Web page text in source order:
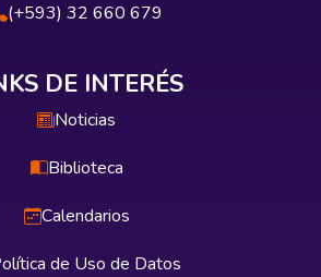
(+593) 32 660 679
DE INTERÉS
Noticias
Biblioteca
Calendarios
de Uso de Datos